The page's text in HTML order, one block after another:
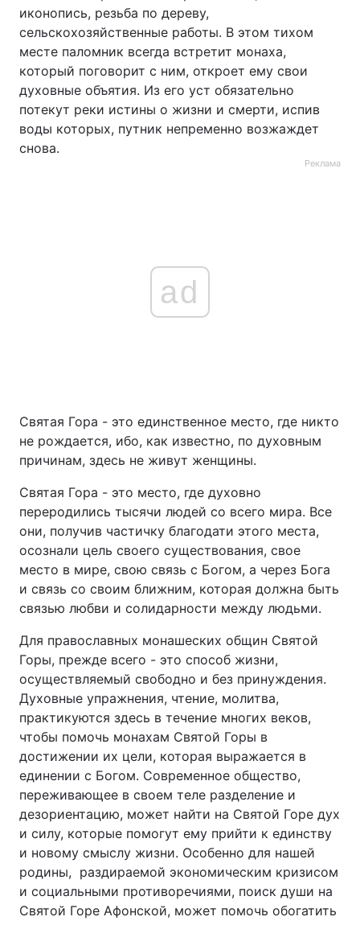
иконопись, резьба по дереву,
сельскохозяйственные работы. В этом тихом
месте паломник всегда встретит монаха,
который поговорит с ним, откроет ему свои
духовные объятия. Из его уст обязательно
потекут реки истины о жизни и смерти, испив
воды которых, путник непременно возжаждет
снова.
Реклама
ad
Святая Гора - это единственное место, где никто
не рождается, ибо, как известно, по духовным
причинам, здесь не живут женщины.
Святая Гора - это место, где духовно
переродились тысячи людей со всего мира. Все
они, получив частичку благодати этого места,
осознали цель своего существования, свое
место в мире, свою связь с Богом, а через Бога
и связь со своим ближним, которая должна быть
связью любви и солидарности между людьми.
Для православных монашеских общин Святой
Горы, прежде всего - это способ жизни,
осуществляемый свободно и без принуждения.
Духовные упражнения, чтение, молитва,
практикуются здесь в течение многих веков,
чтобы помочь монахам Святой Горы в
достижении их цели, которая выражается в
единении с Богом. Современное общество,
переживающее в своем теле разделение и
дезориентацию, может найти на Святой Горе дух
и силу, которые помогут ему прийти к единству
и новому смыслу жизни. Особенно для нашей
родины, раздираемой экономическим кризисом
и социальными противоречиями, поиск души на
Святой Горе Афонской, может помочь обогатить